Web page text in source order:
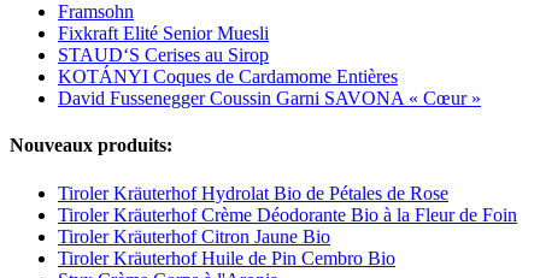
Framsohn
Fixkraft Elité Senior Muesli
STAUD‘S Cerises au Sirop
KOTÁNYI Coques de Cardamome Entières
David Fussenegger Coussin Garni SAVONA « Cœur »
Nouveaux produits:
Tiroler Kräuterhof Hydrolat Bio de Pétales de Rose
Tiroler Kräuterhof Crème Déodorante Bio à la Fleur de Foin
Tiroler Kräuterhof Citron Jaune Bio
Tiroler Kräuterhof Huile de Pin Cembro Bio